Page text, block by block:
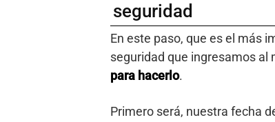
seguridad
En este paso, que es el más
seguridad que ingresamos al
para hacerlo.
Primero será, nuestra fecha